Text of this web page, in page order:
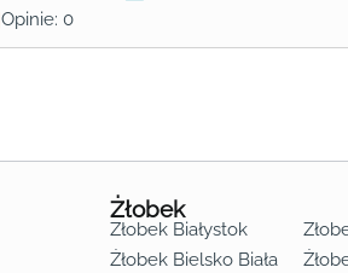
Opinie: 0
Żłobek
Żłobek Białystok
Żłobek Bielsko Biała